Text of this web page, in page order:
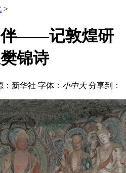
>
伴——记敦煌研
锦诗
：新华社 字体： 小中大 分享到：